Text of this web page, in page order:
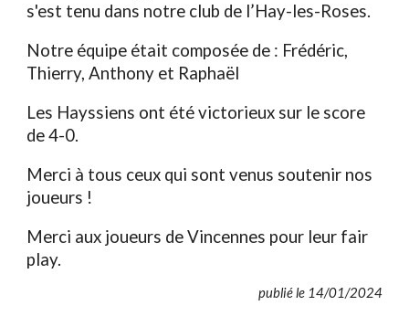
s'est tenu dans notre club de l’Hay-les-Roses.
Notre équipe était composée de : Frédéric,
Thierry, Anthony et Raphaël
Les Hayssiens ont été victorieux sur le score
de 4-0.
Merci à tous ceux qui sont venus soutenir nos
joueurs !
Merci aux joueurs de Vincennes pour leur fair
play.
publié le 14/01/2024